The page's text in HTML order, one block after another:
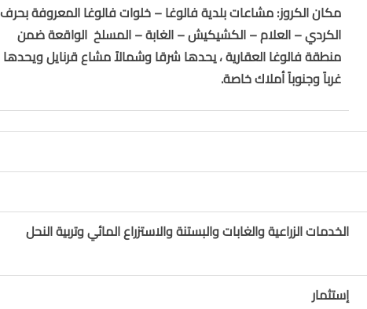
مكان الكروز: مشاعات بلدية فالوغا – خلوات فالوغا المعروفة بحرف
الكردي – العلام – الكشيكيش – الغابة – المسلخ الواقعة ضمن
منطقة فالوغا العقارية ، يحدها شرقا وشمالاً مشاع قرنايل ويحدها
غرباً وجنوباً أملاك خاصة.
الخدمات الزراعية والغابات والبستنة والاستزراع المائي وتربية النحل
إستثمار